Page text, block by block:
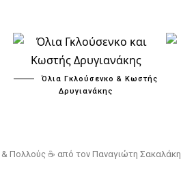
Όλια Γκλούσενκο & Κωστής
Δρυγιανάκης
Πολλούς ☕ από τον Παναγιώτη Σακαλάκη